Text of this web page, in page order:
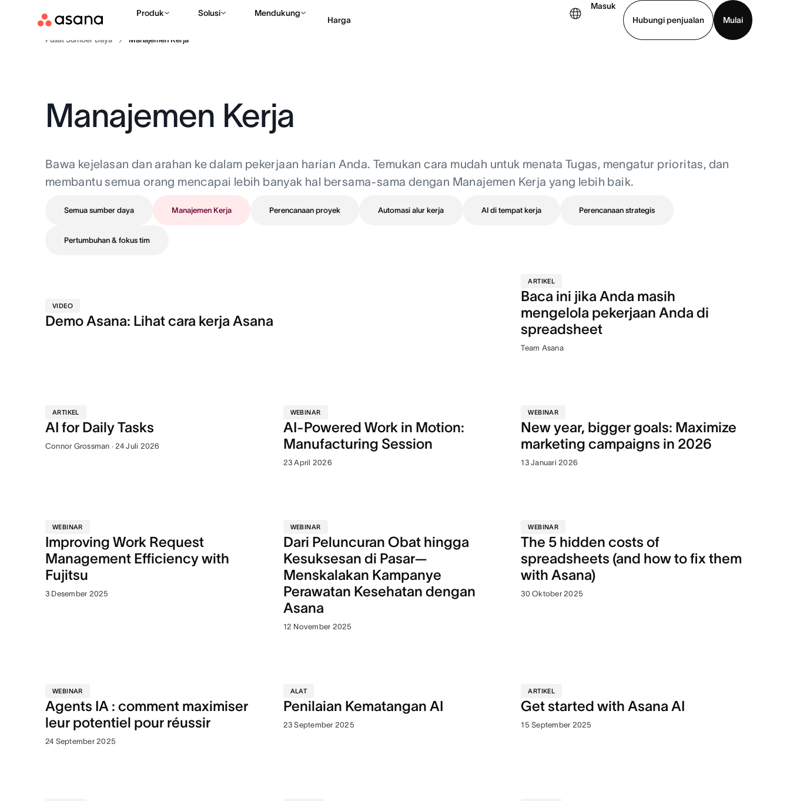
Produk Solusi Mendukung
Harga
Masuk
Hubungi penjualan
Mulai
Pusat Sumber Daya Manajemen Kerja
Manajemen Kerja
Bawa kejelasan dan arahan ke dalam pekerjaan harian Anda. Temukan cara mudah untuk menata Tugas, mengatur prioritas, dan
membantu semua orang mencapai lebih banyak hal bersama-sama dengan Manajemen Kerja yang lebih baik.
Semua sumber daya Manajemen Kerja Perencanaan proyek Automasi alur kerja AI di tempat kerja Perencanaan strategis
Pertumbuhan & fokus tim
VIDEO
Demo Asana: Lihat cara kerja Asana
ARTIKEL
Baca ini jika Anda masih
mengelola pekerjaan Anda di
spreadsheet
Team Asana
ARTIKEL
AI for Daily Tasks
Connor Grossman · 24 Juli 2026
WEBINAR
AI-Powered Work in Motion:
Manufacturing Session
23 April 2026
WEBINAR
New year, bigger goals: Maximize
marketing campaigns in 2026
13 Januari 2026
WEBINAR
Improving Work Request
Management Efficiency with
Fujitsu
3 Desember 2025
WEBINAR
Dari Peluncuran Obat hingga
Kesuksesan di Pasar—
Menskalakan Kampanye
Perawatan Kesehatan dengan
Asana
12 November 2025
WEBINAR
The 5 hidden costs of
spreadsheets (and how to fix them
with Asana)
30 Oktober 2025
WEBINAR
Agents IA : comment maximiser
leur potentiel pour réussir
24 September 2025
ALAT
Penilaian Kematangan AI
23 September 2025
ARTIKEL
Get started with Asana AI
15 September 2025